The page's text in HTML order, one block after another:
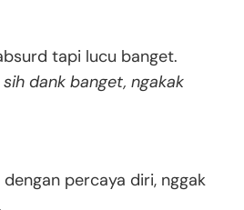
tapi lucu banget.
sih dank banget, ngakak
percaya diri, nggak